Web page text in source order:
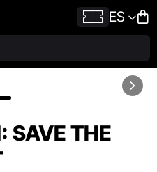
ES
SAVE THE